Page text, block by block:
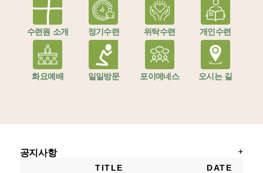
수련원 소개 정기수련 위탁수련 개인수련
화요예배 일일방문 포이메네스 오시는 길
공지사항
TITLE DATE